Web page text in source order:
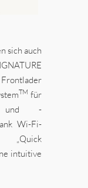
sich auch
TM für
und -
Wi-Fi-
intuitive